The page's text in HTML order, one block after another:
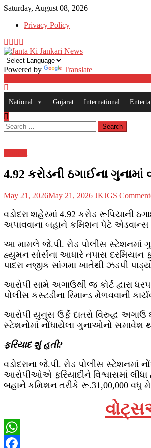
Skip
content
Saturday, August 08, 2026
Privacy Policy
Powered by Translate
National Gujarat International
Search
for:
4.92 કરોડની ઠગાઈના
Posted
May 21, 2026May 21, 2026 Author
JKJGS
વડોદરા શહેરમાં 4.92 કરોડ રૂપિયાની
અપાવવાના બહાને કમિશન પેટે
આ મામલે જે.પી. રોડ પોલીસ સ્ટેશનમાં
હ્યુમન સોર્સના આધારે તપાસ દરમિયાન
પાદરા નજીક સાંગમા ખાતેથી ઝડપી
આરોપી સામે અગાઉથી જ કોર્ટ દ્વારા
પોલીસ કસ્ટડીના રિમાન્ડ મેળવવાની
આરોપી યુનુસ ઉર્ફે દાતરો વિરુદ્ધ અગાઉ
સ્ટેશનોમાં નોંધાયેલા ગુનાઓનો સમાવેશ
ફરિયાદ શું હતી?
વડોદરાના જે.પી. રોડ પોલીસ સ્ટેશનમાં
આરોપીઓએ ફરિયાદીને વિશ્વાસમાં
બહાને કમિશન તરીકે રૂ.31,00,000 વધુ
WhatsApp